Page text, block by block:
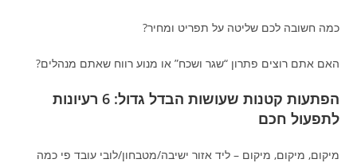
כמה חשובה לכם שליטה על תפריט ומחיר?
האם אתם רוצים פתרון “שגר ושכח” או מנוע רווח שאתם מנהלים?
הפתעות קטנות שעושות הבדל גדול: 6 רעיונות
לתפעול חכם
מיקום, מיקום, מיקום – ליד אזור ישיבה/מטבחון/לובי עובד פי כמה